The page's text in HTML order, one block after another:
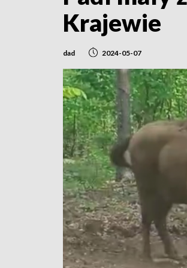
Krajewie
dad 2024-05-07